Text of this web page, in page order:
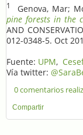
1 Genova, Mar;
pine forests in the
AND
012-0348-5. Oct
Fuente: UPM,
Vía twitter:
0 comentarios
Compartir